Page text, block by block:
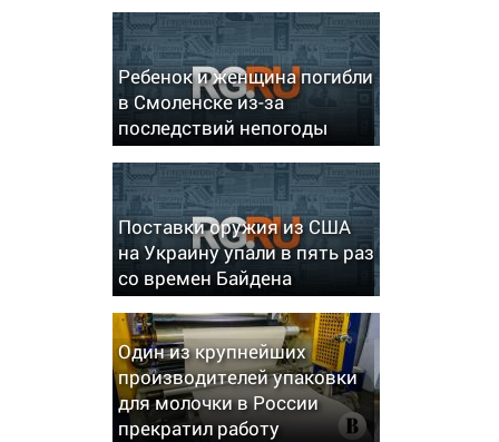
Ребенок и женщина погибли
в Смоленске из-за
последствий непогоды
Поставки оружия из США
на Украину упали в пять раз
со времен Байдена
Один из крупнейших
производителей упаковки
для молочки в России
прекратил работу